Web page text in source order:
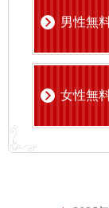
男性無
女性無